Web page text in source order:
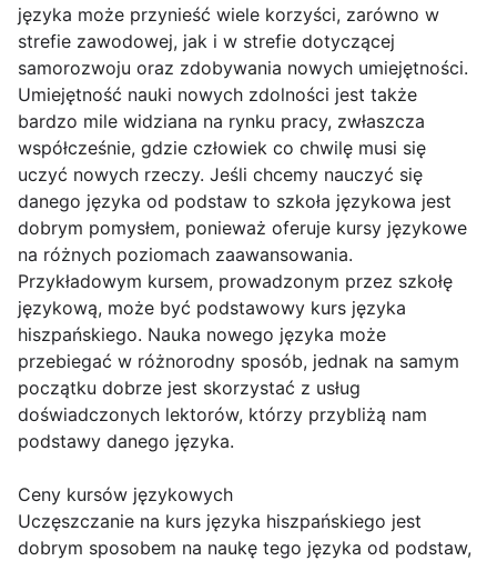
języka może przynieść wiele korzyści, zarówno w
strefie zawodowej, jak i w strefie dotyczącej
samorozwoju oraz zdobywania nowych umiejętności.
Umiejętność nauki nowych zdolności jest także
bardzo mile widziana na rynku pracy, zwłaszcza
współcześnie, gdzie człowiek co chwilę musi się
uczyć nowych rzeczy. Jeśli chcemy nauczyć się
danego języka od podstaw to szkoła językowa jest
dobrym pomysłem, ponieważ oferuje kursy językowe
na różnych poziomach zaawansowania.
Przykładowym kursem, prowadzonym przez szkołę
językową, może być podstawowy kurs języka
hiszpańskiego. Nauka nowego języka może
przebiegać w różnorodny sposób, jednak na samym
początku dobrze jest skorzystać z usług
doświadczonych lektorów, którzy przybliżą nam
podstawy danego języka.
Ceny kursów językowych
Uczęszczanie na kurs języka hiszpańskiego jest
dobrym sposobem na naukę tego języka od podstaw,